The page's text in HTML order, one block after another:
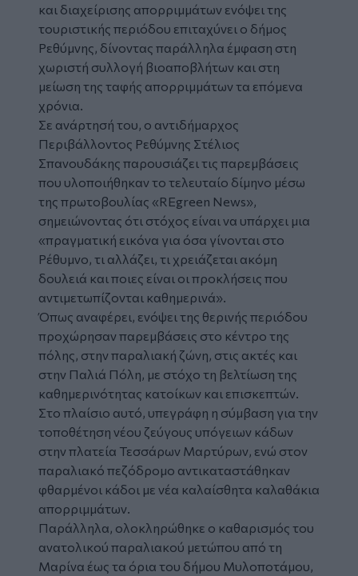
και διαχείρισης απορριμμάτων ενόψει της
τουριστικής περιόδου επιταχύνει ο δήμος
Ρεθύμνης, δίνοντας παράλληλα έμφαση στη
χωριστή συλλογή βιοαποβλήτων και στη
μείωση της ταφής απορριμμάτων τα επόμενα
χρόνια.
Σε ανάρτησή του, ο αντιδήμαρχος
Περιβάλλοντος Ρεθύμνης Στέλιος
Σπανουδάκης παρουσιάζει τις παρεμβάσεις
που υλοποιήθηκαν το τελευταίο δίμηνο μέσω
της πρωτοβουλίας «REgreen News»,
σημειώνοντας ότι στόχος είναι να υπάρχει μια
«πραγματική εικόνα για όσα γίνονται στο
Ρέθυμνο, τι αλλάζει, τι χρειάζεται ακόμη
δουλειά και ποιες είναι οι προκλήσεις που
αντιμετωπίζονται καθημερινά».
Όπως αναφέρει, ενόψει της θερινής περιόδου
προχώρησαν παρεμβάσεις στο κέντρο της
πόλης, στην παραλιακή ζώνη, στις ακτές και
στην Παλιά Πόλη, με στόχο τη βελτίωση της
καθημερινότητας κατοίκων και επισκεπτών.
Στο πλαίσιο αυτό, υπεγράφη η σύμβαση για την
τοποθέτηση νέου ζεύγους υπόγειων κάδων
στην πλατεία Τεσσάρων Μαρτύρων, ενώ στον
παραλιακό πεζόδρομο αντικαταστάθηκαν
φθαρμένοι κάδοι με νέα καλαίσθητα καλαθάκια
απορριμμάτων.
Παράλληλα, ολοκληρώθηκε ο καθαρισμός του
ανατολικού παραλιακού μετώπου από τη
Μαρίνα έως τα όρια του δήμου Μυλοποτάμου,